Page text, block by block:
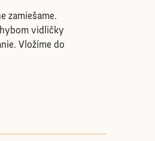
zamiešame.
vidličky
Vložíme do